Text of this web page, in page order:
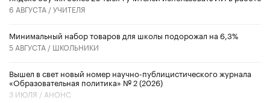
6 АВГУСТА /УЧИТЕЛЯ
Минимальный набор товаров для школы подорожал на 6,3%
5 АВГУСТА / ШКОЛЬНИКИ
Вышел в свет новый номер научно-публицистического журнала
«Образовательная политика» № 2 (2026)
3 ИЮЛЯ / АНОНС